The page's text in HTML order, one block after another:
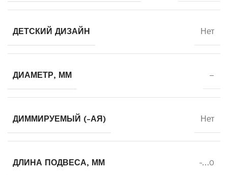
ДЕТСКИЙ ДИЗАЙН Нет
ДИАМЕТР, ММ –
ДИММИРУЕМЫЙ (-АЯ) Нет
ДЛИНА ПОДВЕСА, ММ -…0